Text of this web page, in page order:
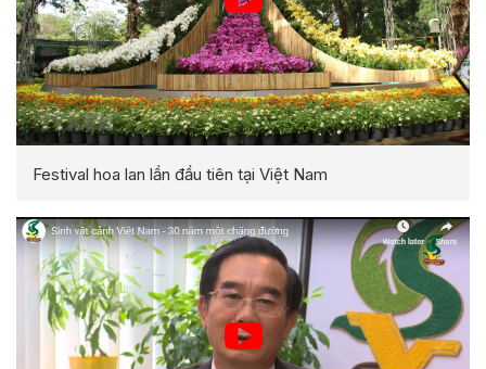
Festival hoa lan lần đầu tiên tại Việt Nam